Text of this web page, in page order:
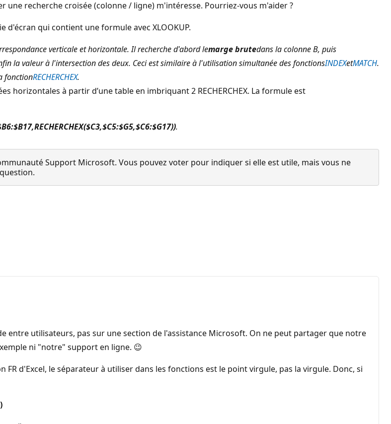
recherche croisée (colonne / ligne) m'intéresse. Pourriez-vous m'aider ?
d'écran qui contient une formule avec XLOOKUP.
verticale et horizontale. Il recherche d'abord lemarge brutedans la colonne B, puis
la valeur à l'intersection des deux. Ceci est similaire à l'utilisation simultanée des fonctionsINDEXetMATCH.
fonctionRECHERCHEX.
.
Support Microsoft. Vous pouvez voter pour indiquer si elle est utile, mais vous ne
entre utilisateurs, pas sur une section de l'assistance Microsoft. On ne peut partager que notre
ni "notre" support en ligne. 😉
d'Excel, le séparateur à utiliser dans les fonctions est le point virgule, pas la virgule. Donc, si